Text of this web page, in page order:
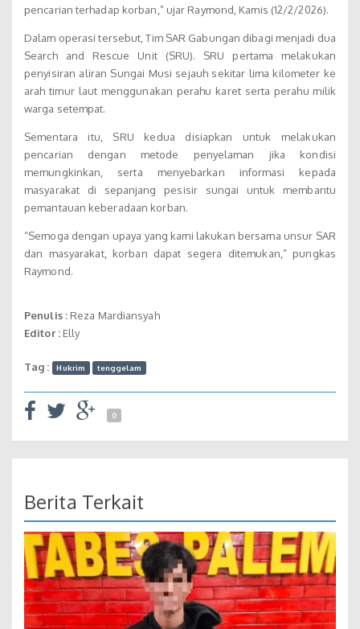
pencarian terhadap korban,” ujar Raymond, Kamis (12/2/2026).
Dalam operasi tersebut, Tim SAR Gabungan dibagi menjadi dua
Search and Rescue Unit (SRU). SRU pertama melakukan
penyisiran aliran Sungai Musi sejauh sekitar lima kilometer ke
arah timur laut menggunakan perahu karet serta perahu milik
warga setempat.
Sementara itu, SRU kedua disiapkan untuk melakukan
pencarian dengan metode penyelaman jika kondisi
memungkinkan, serta menyebarkan informasi kepada
masyarakat di sepanjang pesisir sungai untuk membantu
pemantauan keberadaan korban.
“Semoga dengan upaya yang kami lakukan bersama unsur SAR
dan masyarakat, korban dapat segera ditemukan,” pungkas
Raymond.
Penulis :Reza Mardiansyah
Editor :Elly
Tag : Hukrim tenggelam
0
Berita Terkait